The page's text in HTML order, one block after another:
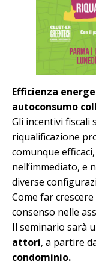
Efficienza
autoconsumo
Gli incentivi
riqualificazione
comunque
nell‘immediato, e
diverse
Come far
consenso nelle
Il seminario sarà
attori, a partire
condominio.